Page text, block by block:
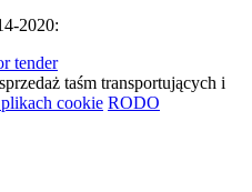
2020:
tender
taśm transportujących i
cookie RODO